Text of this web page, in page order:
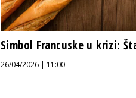
Simbol Francuske u krizi:
26/04/2026 | 11:00